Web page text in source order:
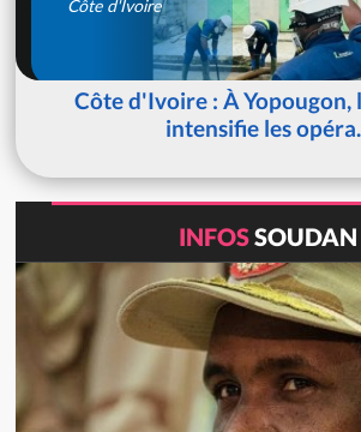
Côte d'Ivoire
Côte d'Ivoire : À Yopougon,
intensifie les
INFOSSOUDAN